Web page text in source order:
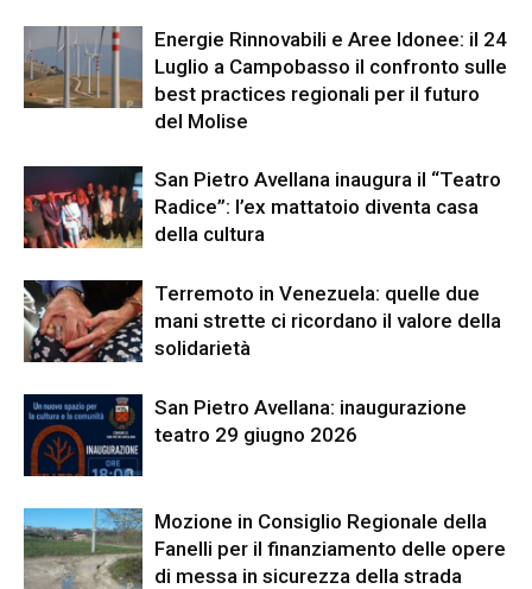
Energie Rinnovabili e Aree Idonee: il 24
Luglio a Campobasso il confronto sulle
best practices regionali per il futuro
del Molise
San Pietro Avellana inaugura il “Teatro
Radice”: l’ex mattatoio diventa casa
della cultura
Terremoto in Venezuela: quelle due
mani strette ci ricordano il valore della
solidarietà
San Pietro Avellana: inaugurazione
teatro 29 giugno 2026
Mozione in Consiglio Regionale della
Fanelli per il finanziamento delle opere
di messa in sicurezza della strada